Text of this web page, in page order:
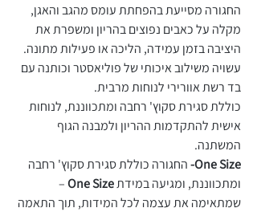
החגורה מסייעת בהפחתת עומס מהגב והאגן,
מקלה על כאבים נפוצים בהריון ומשפרת את
היציבה בזמן עמידה, הליכה או פעילות מתונה.
עשויה משילוב איכותי של פוליאסטר וכותנה עם
בד רשת אוורירי לנוחות מרבית.
כוללת סגירת סקוץ' רחבה ומתכווננת, לנוחות
אישית להתקדמות ההריון ולמבנה הגוף
המשתנה.
One Size- החגורה כוללת סגירת סקוץ' רחבה
ומתכווננת, ומגיעה במידתOne Size
–
שמתאימה את עצמה לכל המידות, תוך התאמה